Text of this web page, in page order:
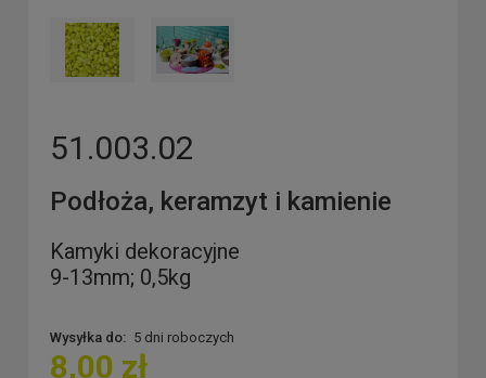
51.003.02
Podłoża, keramzyt i kamienie
Kamyki dekoracyjne
9-13mm; 0,5kg
Wysyłka do: 5 dni roboczych
8,00 zł